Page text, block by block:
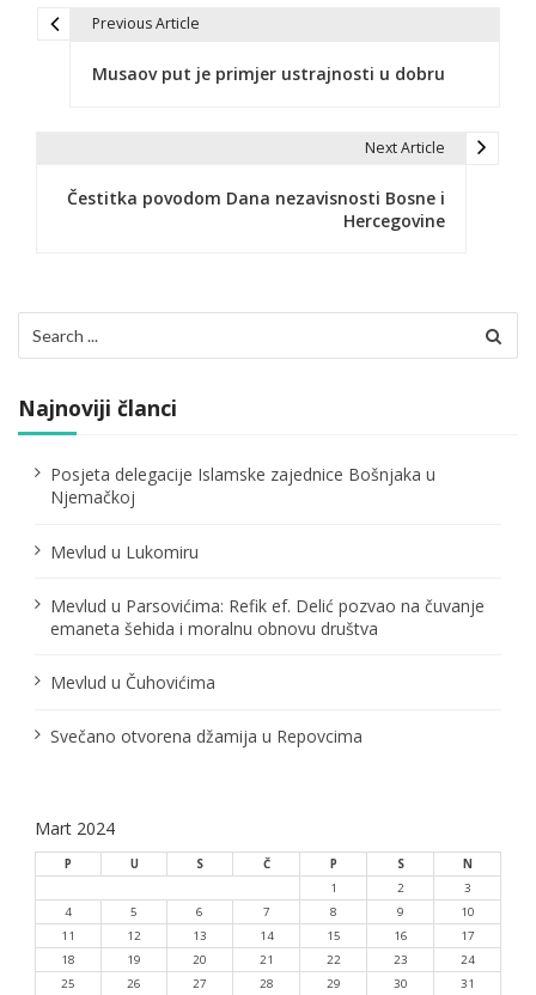
c
i
a
č
a
n
k
a
Previous Article
Musaov put je primjer ustrajnosti u dobru
Next Article
Čestitka povodom Dana nezavisnosti Bosne i
Hercegovine
for:
Najnoviji članci
Posjeta delegacije Islamske zajednice Bošnjaka u
Njemačkoj
Mevlud u Lukomiru
Mevlud u Parsovićima: Refik ef. Delić pozvao na čuvanje
emaneta šehida i moralnu obnovu društva
Mevlud u Čuhovićima
Svečano otvorena džamija u Repovcima
Mart 2024
P U S Č P S
N
1
2
3
4
5 6 7 8 9
10
11
12 13 14 15 16
17
18
19 20 21 22 23
24
25
26 27 28 29 30 31